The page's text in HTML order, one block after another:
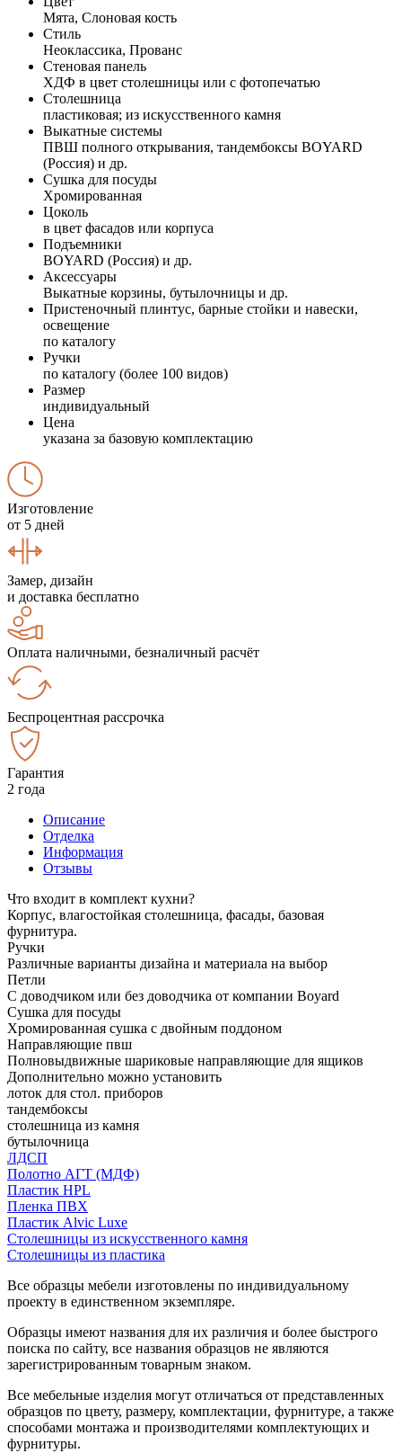
Мята, Слоновая кость
Стиль
Неоклассика, Прованс
Стеновая панель
ХДФ в цвет столешницы или с фотопечатью
Столешница
пластиковая; из искусственного камня
Выкатные системы
ПВШ полного открывания, тандембоксы BOYARD
(Россия) и др.
Сушка для посуды
Хромированная
Цоколь
в цвет фасадов или корпуса
Подъемники
BOYARD (Россия) и др.
Аксессуары
Выкатные корзины, бутылочницы и др.
Пристеночный плинтус, барные стойки и навески,
освещение
по каталогу
Ручки
по каталогу (более 100 видов)
Размер
индивидуальный
Цена
указана за базовую комплектацию
Изготовление
от 5 дней
Замер, дизайн
и доставка бесплатно
Оплата наличными, безналичный расчёт
Беспроцентная рассрочка
Гарантия
2 года
Описание
Отделка
Информация
Отзывы
Что входит в комплект кухни?
Корпус, влагостойкая столешница, фасады, базовая
фурнитура.
Ручки
Различные варианты дизайна и материала на выбор
Петли
С доводчиком или без доводчика от компании Boyard
Сушка для посуды
Хромированная сушка с двойным поддоном
Направляющие пвш
Полновыдвижные шариковые направляющие для ящиков
Дополнительно можно установить
лоток для стол. приборов
тандембоксы
столешница из камня
бутылочница
ЛДСП
Полотно АГТ (МДФ)
Пластик HPL
Пленка ПВХ
Пластик Alvic Luxe
Столешницы из искусственного камня
Столешницы из пластика
Все образцы мебели изготовлены по индивидуальному
проекту в единственном экземпляре.
Образцы имеют названия для их различия и более быстрого
поиска по сайту, все названия образцов не являются
зарегистрированным товарным знаком.
Все мебельные изделия могут отличаться от представленных
образцов по цвету, размеру, комплектации, фурнитуре, а также
способами монтажа и производителями комплектующих и
фурнитуры.